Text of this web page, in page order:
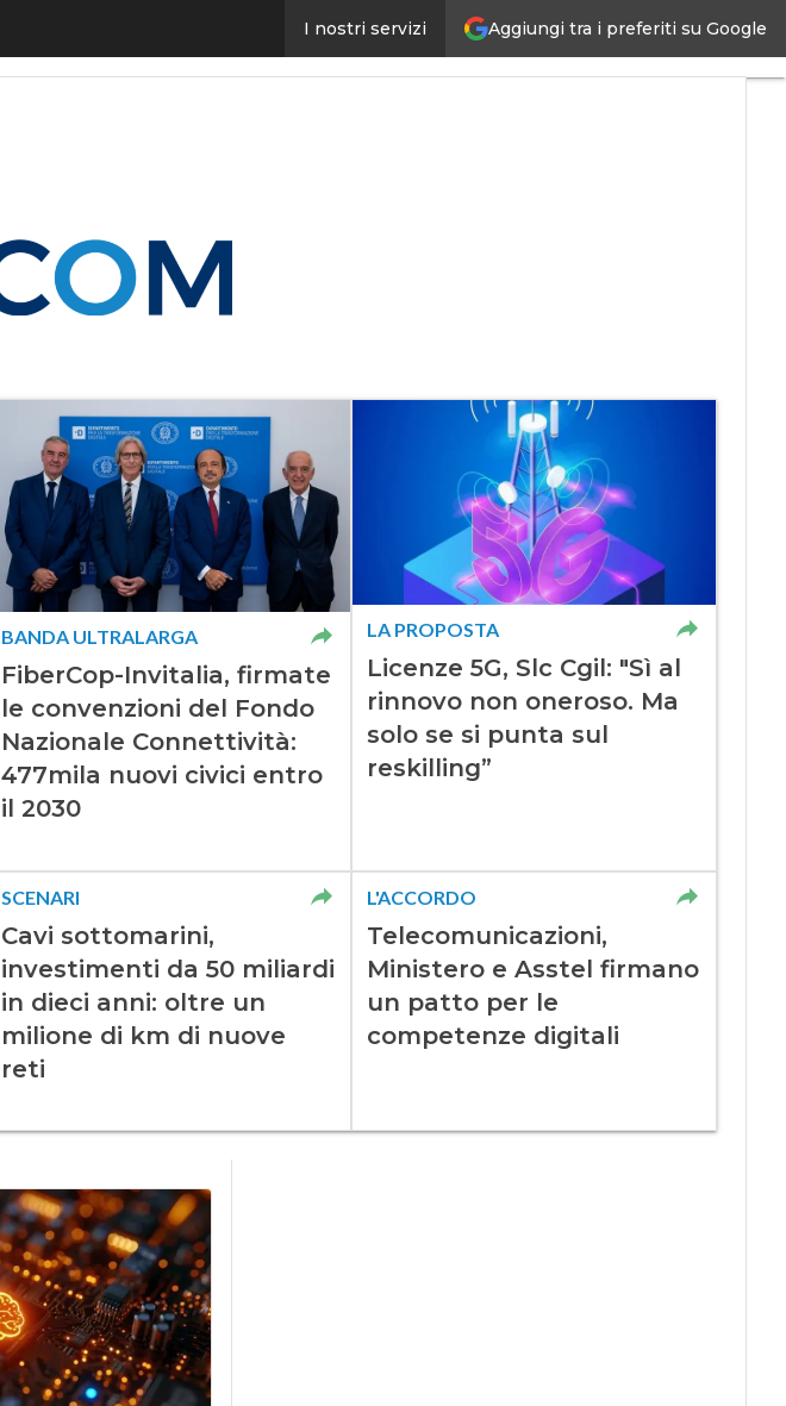
Aggiungi tra i preferiti su Google
I nostri servizi
Intelligenza artificiale
BANDA ULTRALARGA
FiberCop-Invitalia, firmate
le convenzioni del Fondo
Nazionale Connettività:
477mila nuovi civici entro
il 2030
LA PROPOSTA
Licenze 5G, Slc Cgil: "Sì al
rinnovo non oneroso. Ma
solo se si punta sul
reskilling”
SCENARI
Cavi sottomarini,
investimenti da 50 miliardi
in dieci anni: oltre un
milione di km di nuove
reti
L'ACCORDO
Telecomunicazioni,
Ministero e Asstel firmano
un patto per le
competenze digitali